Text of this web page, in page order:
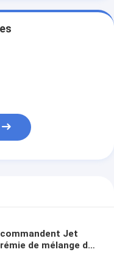
Jet
de mélange de